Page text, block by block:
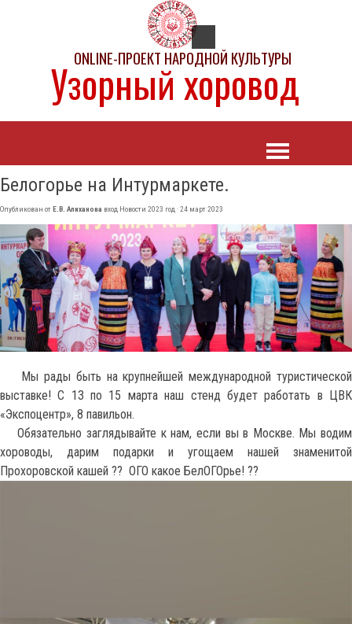
Узорный хоровод
ONLINE-ПРОЕКТ НАРОДНОЙ КУЛЬТУРЫ
Белогорье на Интурмаркете.
Опубликован отЕ.В. Алиханова вход Новости 2023 год · 24 март 2023
Мы рады быть на крупнейшей международной туристической
выставке! С 13 по 15 марта наш стенд будет работать в ЦВК
«Экспоцентр», 8 павильон.
Обязательно заглядывайте к нам, если вы в Москве. Мы водим
хороводы, дарим подарки и угощаем нашей знаменитой
Прохоровской кашей ?? ОГО какое БелОГОрье! ??